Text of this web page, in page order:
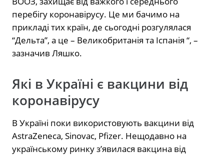
перебігу коронавірусу. Це ми бачимо на
прикладі тих країн, де сьогодні розгулялася
“Дельта”, а це – Великобританія та Іспанія “, –
зазначив Ляшко.
Які в Україні є вакцини від
коронавірусу
В Україні поки використовують вакцини від
AstraZeneca, Sinovac, Pfizer. Нещодавно на
українському ринку з’явилася вакцина від